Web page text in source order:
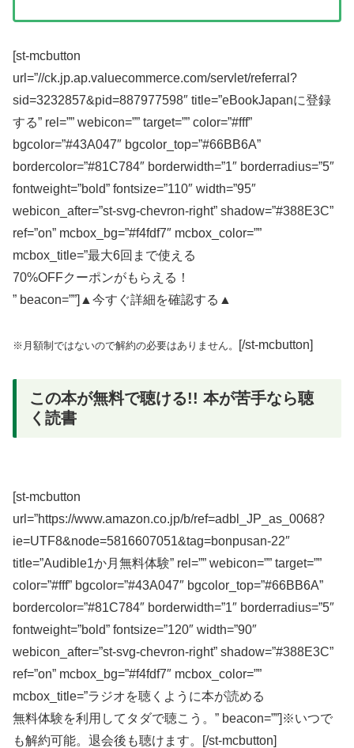
[st-mcbutton
url=”//ck.jp.ap.valuecommerce.com/servlet/referral?
sid=3232857&pid=887977598″ title=”eBookJapanに登録
する” rel=”” webicon=”” target=”” color=”#fff”
bgcolor=”#43A047″ bgcolor_top=”#66BB6A”
bordercolor=”#81C784″ borderwidth=”1″ borderradius=”5″
fontweight=”bold” fontsize=”110″ width=”95″
webicon_after=”st-svg-chevron-right” shadow=”#388E3C”
ref=”on” mcbox_bg=”#f4fdf7″ mcbox_color=””
mcbox_title=”最大6回まで使える
70%OFFクーポンがもらえる！
” beacon=””]▲今すぐ詳細を確認する▲
※月額制ではないので解約の必要はありません。 [/st-mcbutton]
この本が無料で聴ける!! 本が苦手なら聴
く読書
[st-mcbutton
url=”https://www.amazon.co.jp/b/ref=adbl_JP_as_0068?
ie=UTF8&node=5816607051&tag=bonpusan-22″
title=”Audible1か月無料体験” rel=”” webicon=”” target=””
color=”#fff” bgcolor=”#43A047″ bgcolor_top=”#66BB6A”
bordercolor=”#81C784″ borderwidth=”1″ borderradius=”5″
fontweight=”bold” fontsize=”120″ width=”90″
webicon_after=”st-svg-chevron-right” shadow=”#388E3C”
ref=”on” mcbox_bg=”#f4fdf7″ mcbox_color=””
mcbox_title=”ラジオを聴くように本が読める
無料体験を利用してタダで聴こう。” beacon=””]※いつで
も解約可能。退会後も聴けます。[/st-mcbutton]